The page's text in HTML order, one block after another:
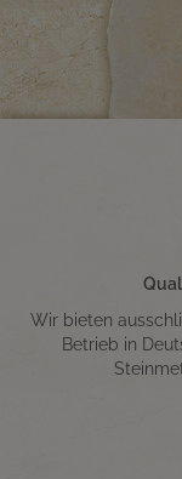
Wir bieten
Betrieb in